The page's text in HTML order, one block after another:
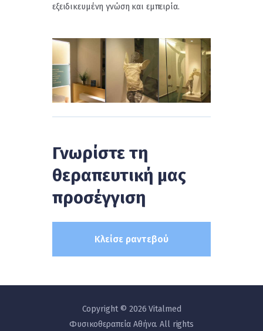
εξειδικευμένη γνώση και εμπειρία.
Γνωρίστε τη
θεραπευτική μας
προσέγγιση
Κλείσε ραντεβού
Copyright © 2026 Vitalmed
Φυσικοθεραπεία Αθήνα. All rights